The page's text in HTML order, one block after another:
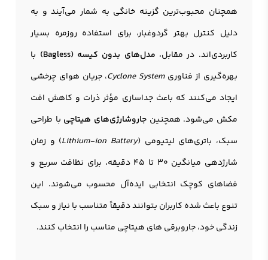
همچنان محبوب‌ترین گزینه خانگی به شمار می‌آیند و به
دلیل کنترل بهتر گردوغبار، برای استفاده روزمره بسیار
کاربردی‌اند. در مقابل، مدل‌های بدون کیسه (Bagless)
با
بهره‌گیری از فناوریCyclone System، جریان هوای چرخشی
ایجاد می‌کنند که باعث جداسازی مؤثر ذرات و کاهش افت
مکش می‌شود. همچنین جاروشارژی‌های هیتاچی با طراحی
سبک، باتری‌های لیتیومی (Lithium-ion Battery) و زمان
شارژدهی میانگین 30 تا 45 دقیقه، برای نظافت سریع و
فضاهای کوچک انتخابی ایده‌آل محسوب می‌شوند. این
تنوع باعث شده کاربران بتوانند دقیقاً متناسب با نیاز و سبک
زندگی خود، جاروبرقی های هیتاچی مناسب را انتخاب کنند.